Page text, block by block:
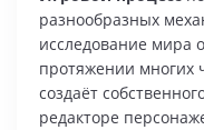
разнообразных
исследование мира
протяжении многих
создаёт
редакторе